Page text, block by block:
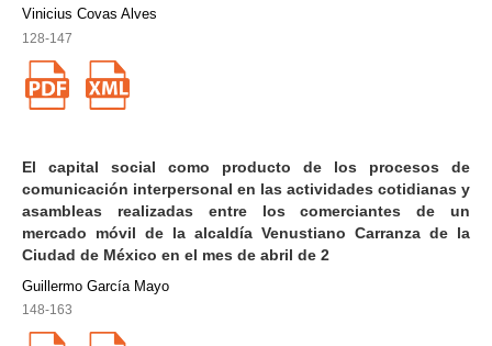
Vinicius Covas Alves
128-147
El capital social como producto de los procesos de
comunicación interpersonal en las actividades cotidianas y
asambleas realizadas entre los comerciantes de un
mercado móvil de la alcaldía Venustiano Carranza de la
Ciudad de México en el mes de abril de 2
Guillermo García Mayo
148-163